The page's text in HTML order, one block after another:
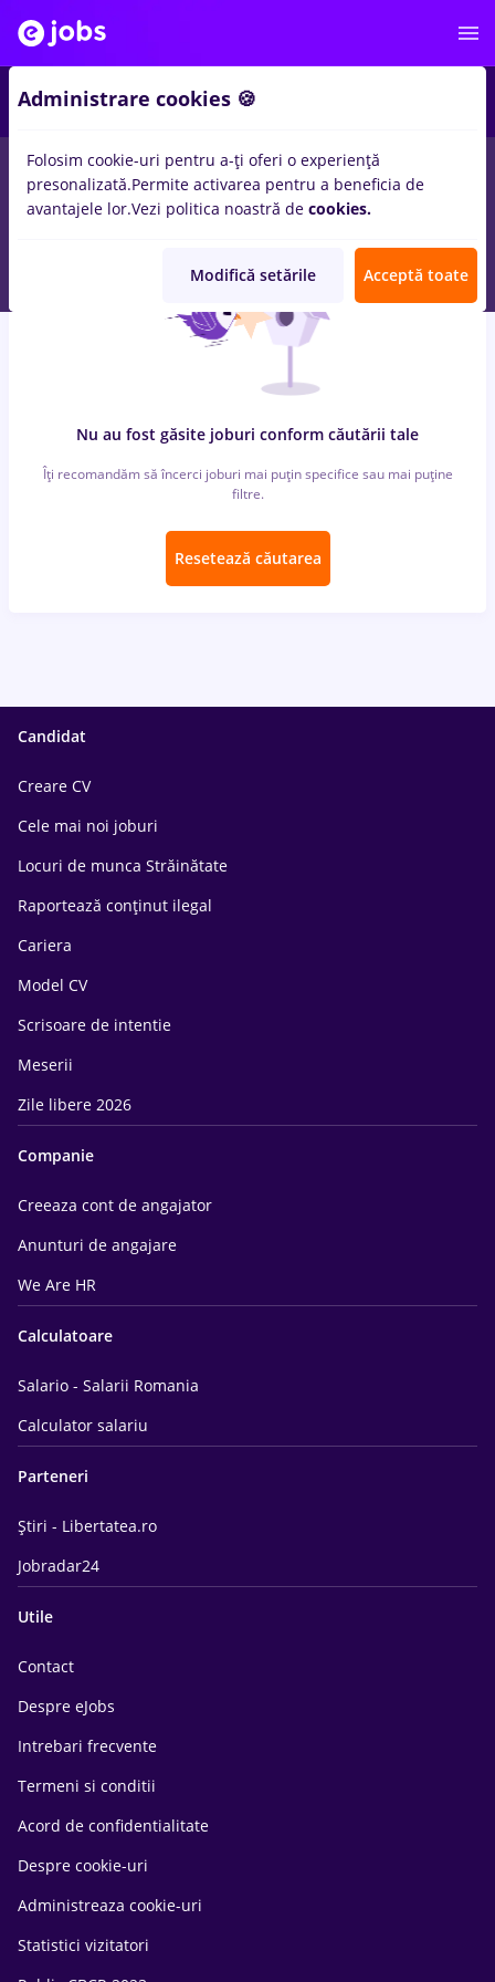
locuri de muncaarabesque pentru StudentinMedicina /
Sanatate
Nu au fost găsite joburi conform căutării tale
Îți recomandăm să încerci joburi mai puțin specifice sau mai puține
filtre.
Resetează căutarea
Candidat
Creare CV
Cele mai noi joburi
Locuri de munca Străinătate
Raportează conținut ilegal
Cariera
Model CV
Scrisoare de intentie
Meserii
Zile libere 2026
Companie
Creeaza cont de angajator
Anunturi de angajare
We Are HR
Calculatoare
Salario - Salarii Romania
Calculator salariu
Parteneri
Știri - Libertatea.ro
Jobradar24
Utile
Contact
Despre eJobs
Intrebari frecvente
Termeni si conditii
Acord de confidentialitate
Despre cookie-uri
Administreaza cookie-uri
Statistici vizitatori
Administrare cookies 🍪
Folosim cookie-uri pentru a-ți oferi o experiență
presonalizată.Permite activarea pentru a beneficia de
avantajele lor.Vezi politica noastră de cookies.
Modifică setările Acceptă toate